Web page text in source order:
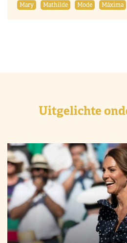
Mary
Mathilde Mode Máxima
Uitgelichte